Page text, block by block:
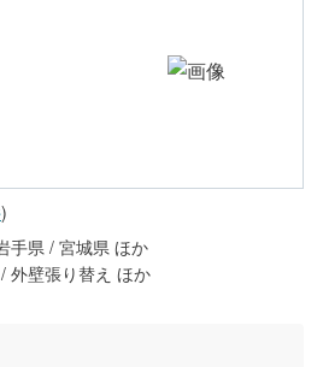
)
手県 / 宮城県 ほか
外壁張り替え ほか